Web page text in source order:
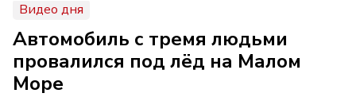
Видео дня
Автомобиль с тремя людьми
провалился под лёд на Малом
Море